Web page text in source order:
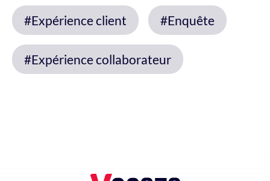
#Expérience client #Enquête
#Expérience collaborateur